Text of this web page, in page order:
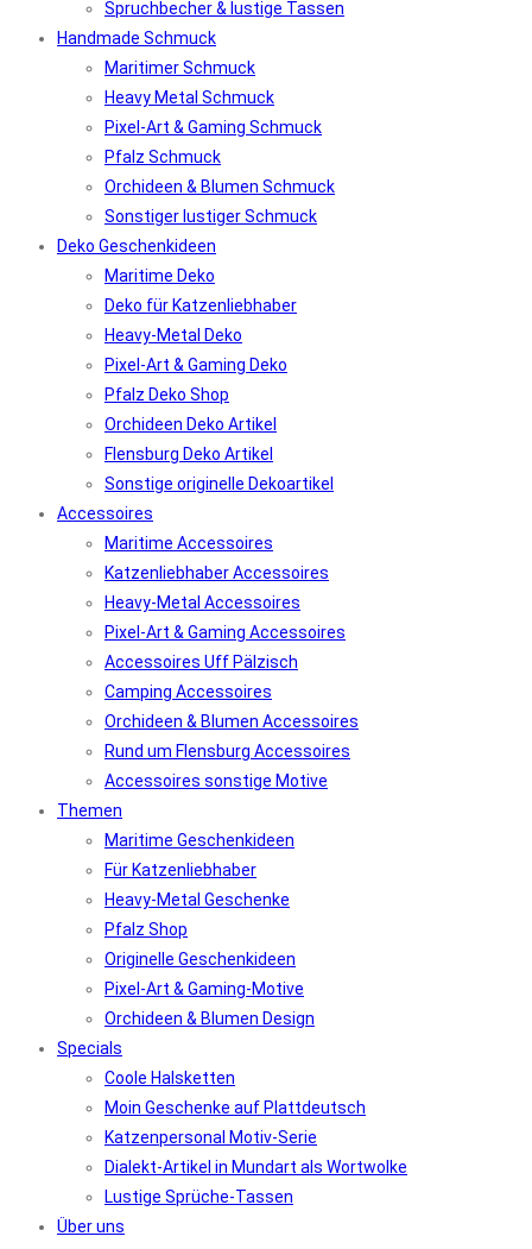
Spruchbecher & lustige Tassen
Handmade Schmuck
Maritimer Schmuck
Heavy Metal Schmuck
Pixel-Art & Gaming Schmuck
Pfalz Schmuck
Orchideen & Blumen Schmuck
Sonstiger lustiger Schmuck
Deko Geschenkideen
Maritime Deko
Deko für Katzenliebhaber
Heavy-Metal Deko
Pixel-Art & Gaming Deko
Pfalz Deko Shop
Orchideen Deko Artikel
Flensburg Deko Artikel
Sonstige originelle Dekoartikel
Accessoires
Maritime Accessoires
Katzenliebhaber Accessoires
Heavy-Metal Accessoires
Pixel-Art & Gaming Accessoires
Accessoires Uff Pälzisch
Camping Accessoires
Orchideen & Blumen Accessoires
Rund um Flensburg Accessoires
Accessoires sonstige Motive
Themen
Maritime Geschenkideen
Für Katzenliebhaber
Heavy-Metal Geschenke
Pfalz Shop
Originelle Geschenkideen
Pixel-Art & Gaming-Motive
Orchideen & Blumen Design
Specials
Coole Halsketten
Moin Geschenke auf Plattdeutsch
Katzenpersonal Motiv-Serie
Dialekt-Artikel in Mundart als Wortwolke
Lustige Sprüche-Tassen
Über uns